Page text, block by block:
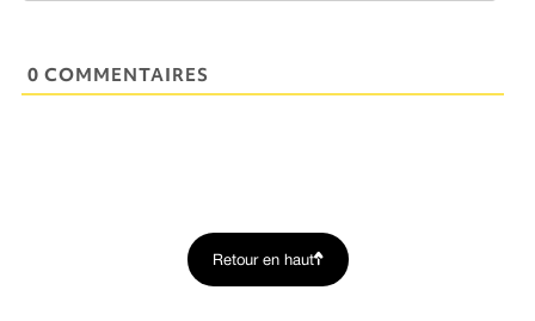
0 COMMENTAIRES
Retour en haut